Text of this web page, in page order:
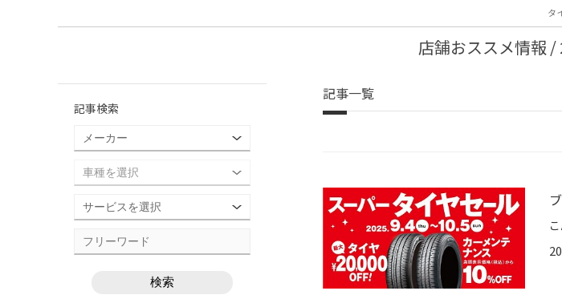
タ
店舗おススメ情報 /
記事一覧
記事検索